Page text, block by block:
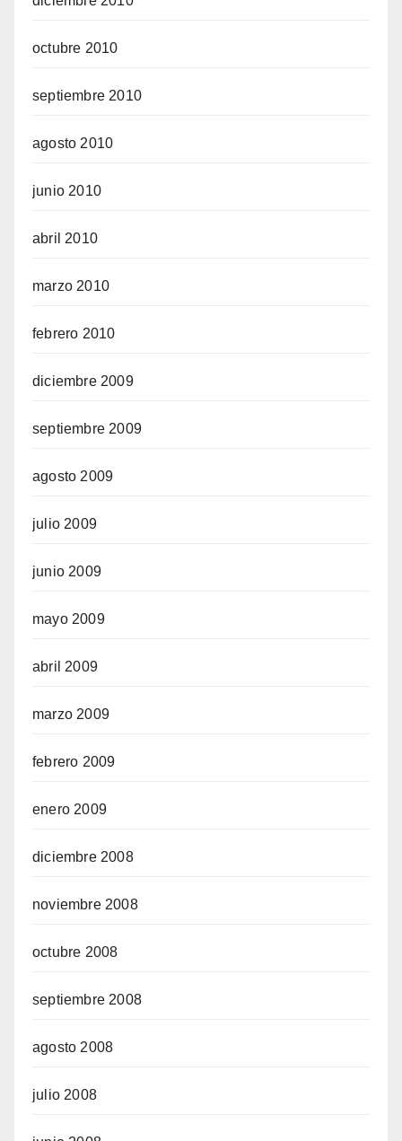
octubre 2010
septiembre 2010
agosto 2010
junio 2010
abril 2010
marzo 2010
febrero 2010
diciembre 2009
septiembre 2009
agosto 2009
julio 2009
junio 2009
mayo 2009
abril 2009
marzo 2009
febrero 2009
enero 2009
diciembre 2008
noviembre 2008
octubre 2008
septiembre 2008
agosto 2008
julio 2008